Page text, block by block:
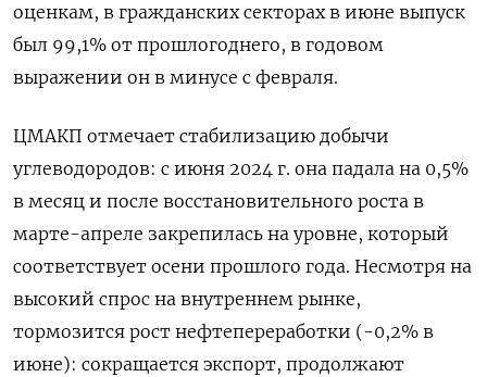
оценкам, в гражданских секторах в июне выпуск
был 99,1% от прошлогоднего, в годовом
выражении он в минусе с февраля.
ЦМАКП отмечает стабилизацию добычи
углеводородов: с июня 2024 г. она падала на 0,5%
в месяц и после восстановительного роста в
марте-апреле закрепилась на уровне, который
соответствует осени прошлого года. Несмотря на
высокий спрос на внутреннем рынке,
тормозится рост нефтепереработки (-0,2% в
июне): сокращается экспорт, продолжают